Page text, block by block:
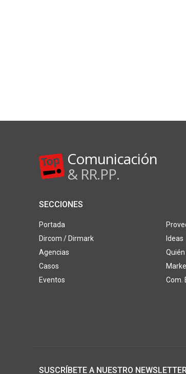
Comunicación
& RR.PP.
SECCIONES
Portada
Dircom / Dirmark
Agencias
Casos
Eventos
Ideas
Com.
SUSCRÍBETE A NUESTRO